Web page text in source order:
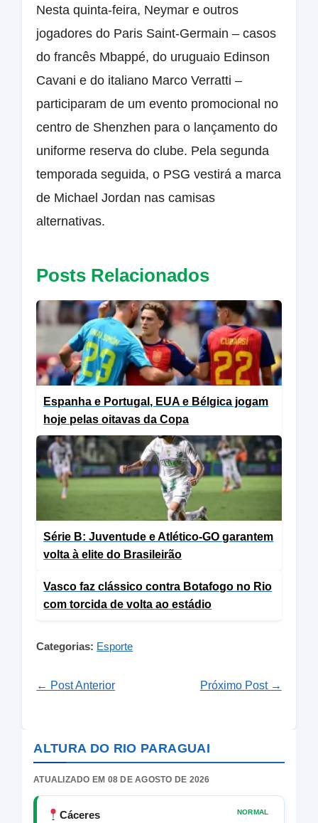
Nesta quinta-feira, Neymar e outros
jogadores do Paris Saint-Germain – casos
do francês Mbappé, do uruguaio Edinson
Cavani e do italiano Marco Verratti –
participaram de um evento promocional no
centro de Shenzhen para o lançamento do
uniforme reserva do clube. Pela segunda
temporada seguida, o PSG vestirá a marca
de Michael Jordan nas camisas
alternativas.
Posts Relacionados
Espanha e Portugal, EUA e Bélgica jogam
hoje pelas oitavas da Copa
Série B: Juventude e Atlético-GO garantem
volta à elite do Brasileirão
Vasco faz clássico contra Botafogo no Rio
com torcida de volta ao estádio
Categorias: Esporte
← Post Anterior Próximo Post →
ALTURA DO RIO PARAGUAI
ATUALIZADO EM 08 DE AGOSTO DE 2026
Cáceres NORMAL